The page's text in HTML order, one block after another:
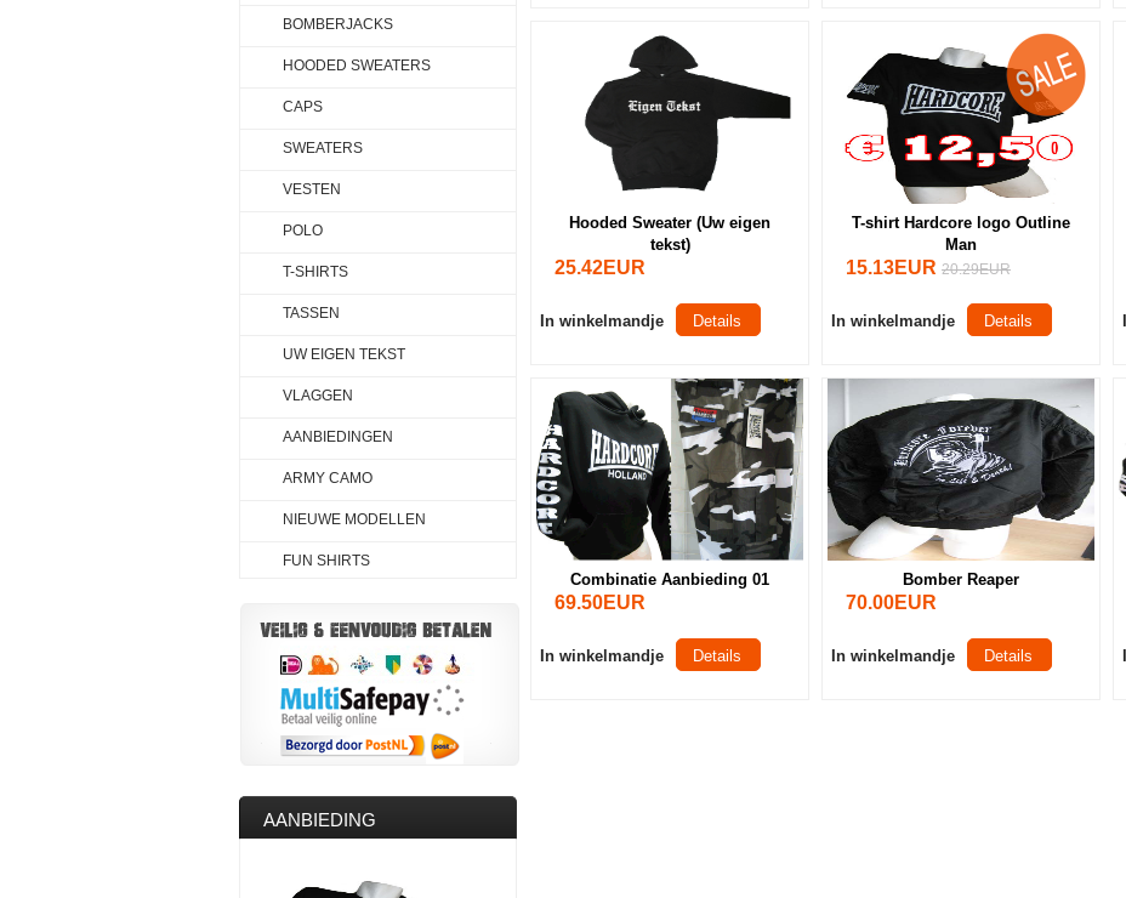
Hooded Sweater (Uw eigen
tekst)
25.42EUR
In winkelmandje Details
T-shirt Hardcore logo Outline
Man
15.13EUR 20.29EUR
In winkelmandje Details
Combinatie Aanbieding 01
69.50EUR
In winkelmandje Details
Bomber Reaper
70.00EUR
In winkelmandje Details
BOMBERJACKS
HOODED SWEATERS
CAPS
SWEATERS
VESTEN
POLO
T-SHIRTS
TASSEN
UW EIGEN TEKST
VLAGGEN
AANBIEDINGEN
ARMY CAMO
NIEUWE MODELLEN
FUN SHIRTS
AANBIEDING